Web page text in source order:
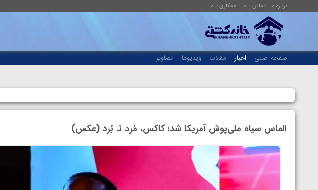
درباره ما تماس با ما همکاری با ما
صفحه اصلی اخبار مقالات ویدیوها تصاویر
الماس سیاه ملی‌پوش آمریکا شد؛ کاکس، مُرد تا بُرد (عکس)